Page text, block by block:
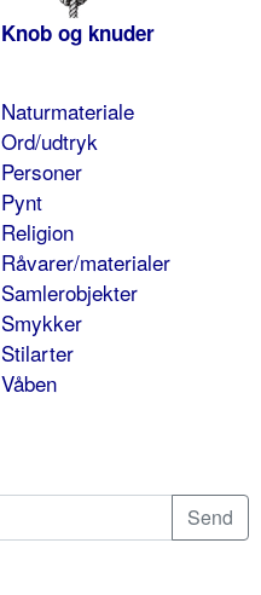
Knob og knuder
Naturmateriale
Ord/udtryk
Personer
Pynt
Religion
Råvarer/materialer
Samlerobjekter
Smykker
Stilarter
Våben